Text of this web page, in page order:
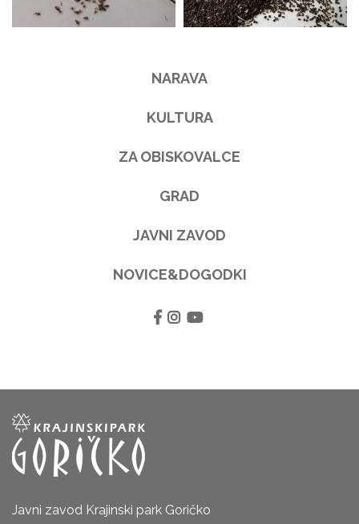
NARAVA
KULTURA
ZA OBISKOVALCE
GRAD
JAVNI ZAVOD
NOVICE&DOGODKI
Javni zavod Krajinski park Goričko